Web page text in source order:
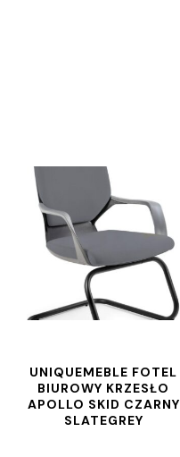
UNIQUEMEBLE FOTEL
BIUROWY KRZESŁO
APOLLO SKID CZARNY
SLATEGREY